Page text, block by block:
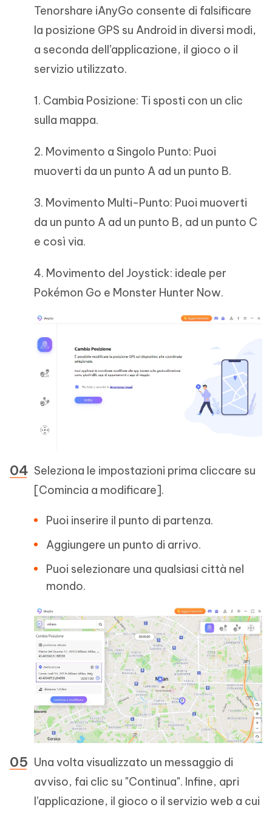
Tenorshare iAnyGo consente di falsificare
la posizione GPS su Android in diversi modi,
a seconda dell’applicazione, il gioco o il
servizio utilizzato.
1. Cambia Posizione: Ti sposti con un clic
sulla mappa.
2. Movimento a Singolo Punto: Puoi
muoverti da un punto A ad un punto B.
3. Movimento Multi-Punto: Puoi muoverti
da un punto A ad un punto B, ad un punto C
e così via.
4. Movimento del Joystick: ideale per
Pokémon Go e Monster Hunter Now.
Seleziona le impostazioni prima cliccare su
[Comincia a modificare].
Puoi inserire il punto di partenza.
Aggiungere un punto di arrivo.
Puoi selezionare una qualsiasi città nel
mondo.
Una volta visualizzato un messaggio di
avviso, fai clic su "Continua". Infine, apri
l’applicazione, il gioco o il servizio web a cui